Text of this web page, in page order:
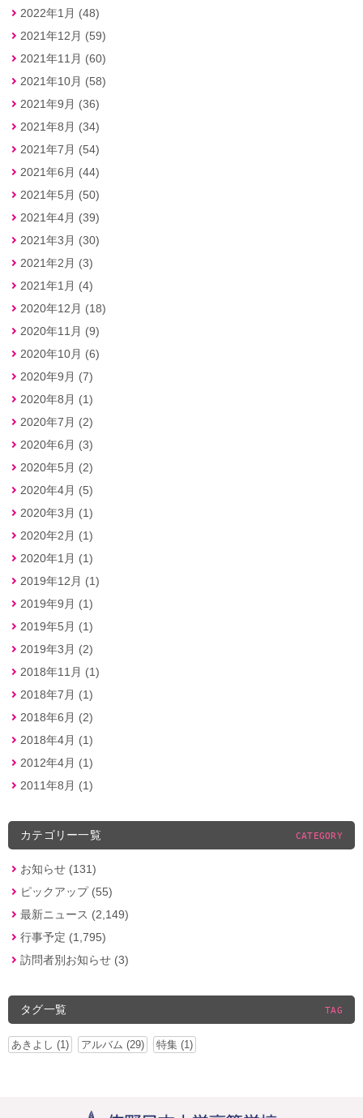
2022年1月 (48)
2021年12月 (59)
2021年11月 (60)
2021年10月 (58)
2021年9月 (36)
2021年8月 (34)
2021年7月 (54)
2021年6月 (44)
2021年5月 (50)
2021年4月 (39)
2021年3月 (30)
2021年2月 (3)
2021年1月 (4)
2020年12月 (18)
2020年11月 (9)
2020年10月 (6)
2020年9月 (7)
2020年8月 (1)
2020年7月 (2)
2020年6月 (3)
2020年5月 (2)
2020年4月 (5)
2020年3月 (1)
2020年2月 (1)
2020年1月 (1)
2019年12月 (1)
2019年9月 (1)
2019年5月 (1)
2019年3月 (2)
2018年11月 (1)
2018年7月 (1)
2018年6月 (2)
2018年4月 (1)
2012年4月 (1)
2011年8月 (1)
カテゴリー一覧 CATEGORY
お知らせ (131)
ピックアップ (55)
最新ニュース (2,149)
行事予定 (1,795)
訪問者別お知らせ (3)
タグ一覧 TAG
あきよし (1) アルバム (29) 特集 (1)